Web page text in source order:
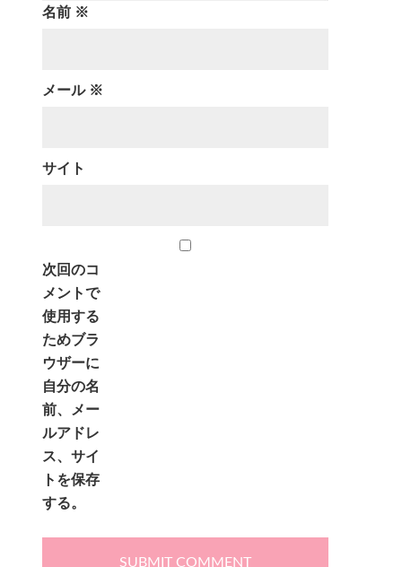
名前 ※
メール ※
サイト
次回のコ
メントで
使用する
ためブラ
ウザーに
自分の名
前、メー
ルアドレ
ス、サイ
トを保存
する。